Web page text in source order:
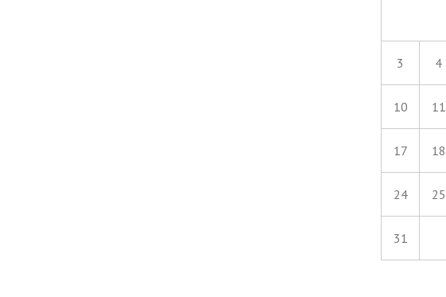
3 4
10 11
17 18
24 25
31